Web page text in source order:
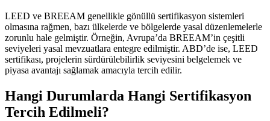
LEED ve BREEAM genellikle gönüllü sertifikasyon sistemleri
olmasına rağmen, bazı ülkelerde ve bölgelerde yasal düzenlemelerle
zorunlu hale gelmiştir. Örneğin, Avrupa’da BREEAM’in çeşitli
seviyeleri yasal mevzuatlara entegre edilmiştir. ABD’de ise, LEED
sertifikası, projelerin sürdürülebilirlik seviyesini belgelemek ve
piyasa avantajı sağlamak amacıyla tercih edilir.
Hangi Durumlarda Hangi Sertifikasyon
Tercih Edilmeli?